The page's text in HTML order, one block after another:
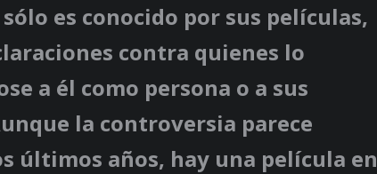
es conocido por sus películas,
contra quienes lo
a él como persona o a sus
la controversia parece
últimos años, hay una película en